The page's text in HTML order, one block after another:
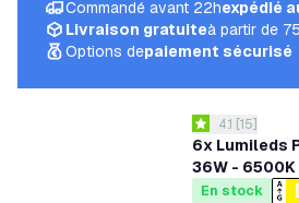
6x Lumileds
36W - 6500K
Garantie
ouvrir le
4.1 étoiles de
4.1 [15]
En stock
Commandé avant 22hexpédié
Livraison gratuiteà partir de
Options depaiement sécurisé